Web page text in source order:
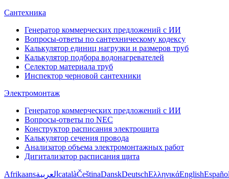
Сантехника
Генератор коммерческих предложений с ИИ
Вопросы-ответы по сантехническому кодексу
Калькулятор единиц нагрузки и размеров труб
Калькулятор подбора водонагревателей
Селектор материала труб
Инспектор черновой сантехники
Электромонтаж
Генератор коммерческих предложений с ИИ
Вопросы-ответы по NEC
Конструктор расписания электрощита
Калькулятор сечения провода
Анализатор объема электромонтажных работ
Дигитализатор расписания щита
Afrikaansالعربية catalàČeštinaDanskDeutschΕλληνικάEnglish